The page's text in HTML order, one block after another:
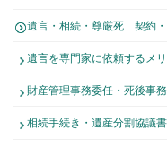
遺言・相続・尊厳死 契約
遺言を専門家に依頼するメリ
財産管理事務委任・死後事
相続手続き・遺産分割協議書